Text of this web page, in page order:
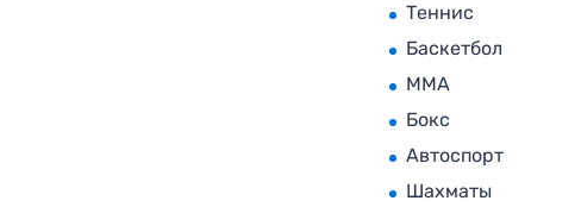
Теннис
Баскетбол
MMA
Бокс
Автоспорт
Шахматы